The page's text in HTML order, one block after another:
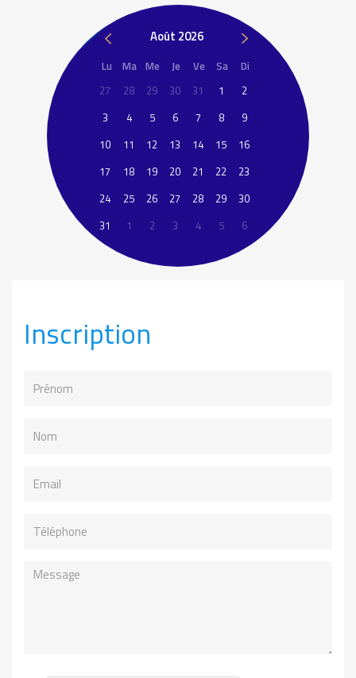
Août 2026
Lu Ma Me Je Ve Sa
Di
27
28 29 30 31 1
2
3
4 5 6 7 8
9
10
11 12 13 14 15
16
17
18 19 20 21 22
23
24
25 26 27 28 29
30
31
1 2 3 4 5 6
Inscription
Message